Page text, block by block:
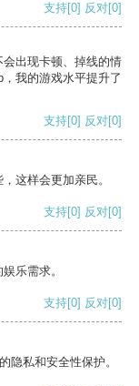
支持[0] 反对[0]
出现卡顿、掉线的情
我的游戏水平提升了
支持[0] 反对[0]
这样会更加亲民。
支持[0] 反对[0]
乐需求。
支持[0] 反对[0]
隐私和安全性保护。